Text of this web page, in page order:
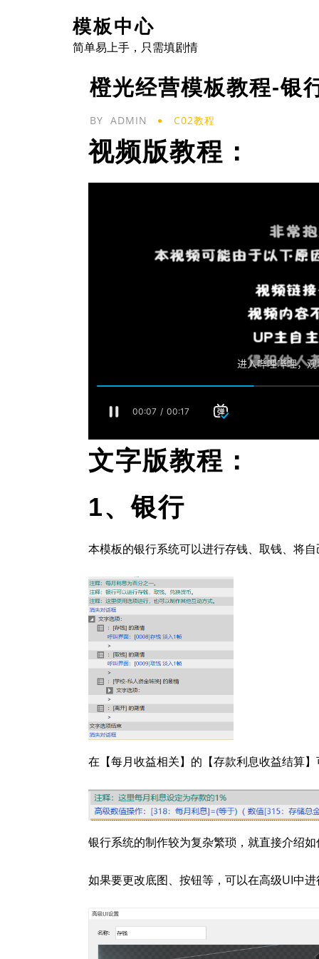
模板中心
简单易上手，只需填剧情
橙光经营模板教程-银
BY ADMIN C02教程
视频版教程：
文字版教程：
1、银行
本模板的银行系统可以进行存钱、取钱、将
在【每月收益相关】的【存款利息收益结算
银行系统的制作较为复杂繁琐，就直接介绍
如果要更改底图、按钮等，可以在高级UI中